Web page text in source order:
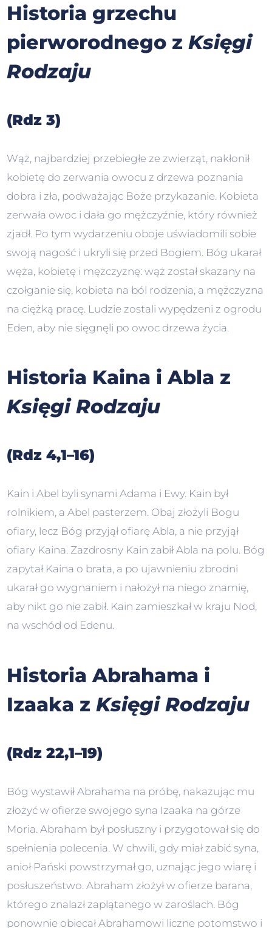
Historia grzechu
pierworodnego z Księgi
Rodzaju
(Rdz 3)
Wąż, najbardziej przebiegłe ze zwierząt, nakłonił
kobietę do zerwania owocu z drzewa poznania
dobra i zła, podważając Boże przykazanie. Kobieta
zerwała owoc i dała go mężczyźnie, który również
zjadł. Po tym wydarzeniu oboje uświadomili sobie
swoją nagość i ukryli się przed Bogiem. Bóg ukarał
węża, kobietę i mężczyznę: wąż został skazany na
czołganie się, kobieta na ból rodzenia, a mężczyzna
na ciężką pracę. Ludzie zostali wypędzeni z ogrodu
Eden, aby nie sięgnęli po owoc drzewa życia.
Historia Kaina i Abla z
Księgi Rodzaju
(Rdz 4,1–16)
Kain i Abel byli synami Adama i Ewy. Kain był
rolnikiem, a Abel pasterzem. Obaj złożyli Bogu
ofiary, lecz Bóg przyjął ofiarę Abla, a nie przyjął
ofiary Kaina. Zazdrosny Kain zabił Abla na polu. Bóg
zapytał Kaina o brata, a po ujawnieniu zbrodni
ukarał go wygnaniem i nałożył na niego znamię,
aby nikt go nie zabił. Kain zamieszkał w kraju Nod,
na wschód od Edenu.
Historia Abrahama i
Izaaka z Księgi Rodzaju
(Rdz 22,1–19)
Bóg wystawił Abrahama na próbę, nakazując mu
złożyć w ofierze swojego syna Izaaka na górze
Moria. Abraham był posłuszny i przygotował się do
spełnienia polecenia. W chwili, gdy miał zabić syna,
anioł Pański powstrzymał go, uznając jego wiarę i
posłuszeństwo. Abraham złożył w ofierze barana,
którego znalazł zaplątanego w zaroślach. Bóg
ponownie obiecał Abrahamowi liczne potomstwo i